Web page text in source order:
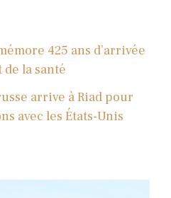
425 ans d’arrivée
la santé
arrive à Riad pour
avec les États-Unis